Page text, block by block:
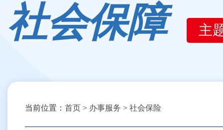
社会保障 主
当前位置： 首页 > 办事服务 > 社会保险